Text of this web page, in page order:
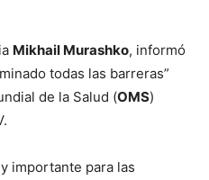
Mikhail Murashko, informó
todas las barreras”
de la Salud (OMS)
importante para las